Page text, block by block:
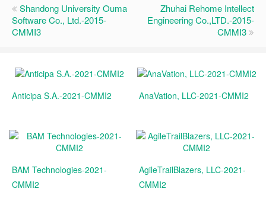
Shandong University Ouma
Software Co., Ltd.-2015-
CMMI3
Zhuhai Rehome Intellect
Engineering Co.,LTD.-2015-
CMMI3
Anticipa S.A.-2021-CMMI2 AnaVation, LLC-2021-CMMI2
BAM Technologies-2021-
CMMI2
AgileTrailBlazers, LLC-2021-
CMMI2